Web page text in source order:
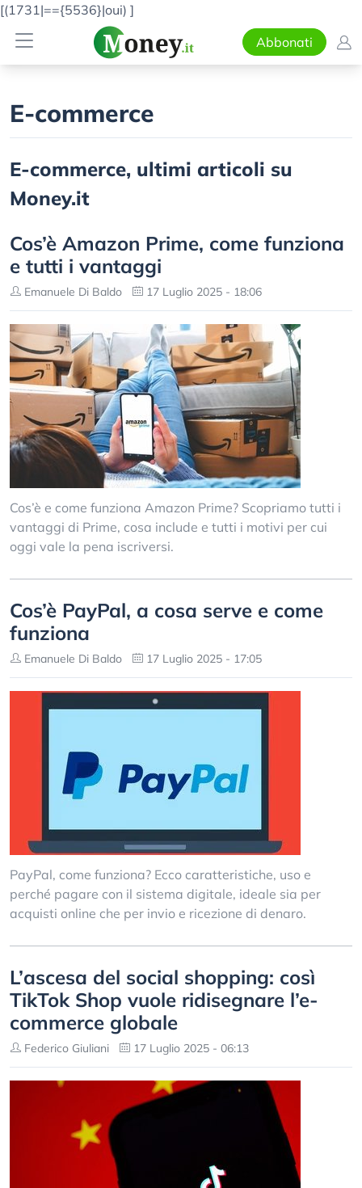
[(1731|=={5536}|oui) ]
Abbonati
E-commerce
E-commerce, ultimi articoli su
Money.it
Cos’è Amazon Prime, come funziona
e tutti i vantaggi
Emanuele Di Baldo 17 Luglio 2025 - 18:06
Cos’è e come funziona Amazon Prime? Scopriamo tutti i
vantaggi di Prime, cosa include e tutti i motivi per cui
oggi vale la pena iscriversi.
Cos’è PayPal, a cosa serve e come
funziona
Emanuele Di Baldo 17 Luglio 2025 - 17:05
PayPal, come funziona? Ecco caratteristiche, uso e
perché pagare con il sistema digitale, ideale sia per
acquisti online che per invio e ricezione di denaro.
L’ascesa del social shopping: così
TikTok Shop vuole ridisegnare l’e-
commerce globale
Federico Giuliani 17 Luglio 2025 - 06:13